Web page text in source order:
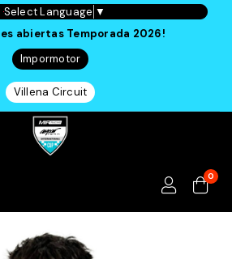
Select Language ▼
abiertas Temporada 2026!
Impormotor
Villena Circuit
0